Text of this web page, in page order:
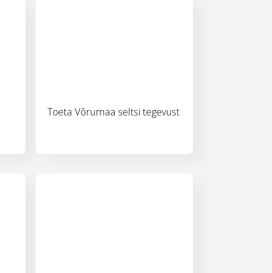
Toeta Võrumaa seltsi tegevust